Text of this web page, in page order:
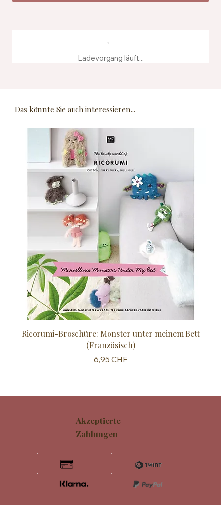
Ladevorgang läuft...
Das könnte Sie auch interessieren...
Ricorumi-Broschüre: Monster unter meinem Bett
(Französisch)
Preis
6,95 CHF
Akzeptierte
Zahlungen